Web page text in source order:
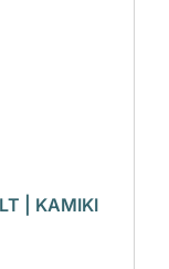
| KAMIKI